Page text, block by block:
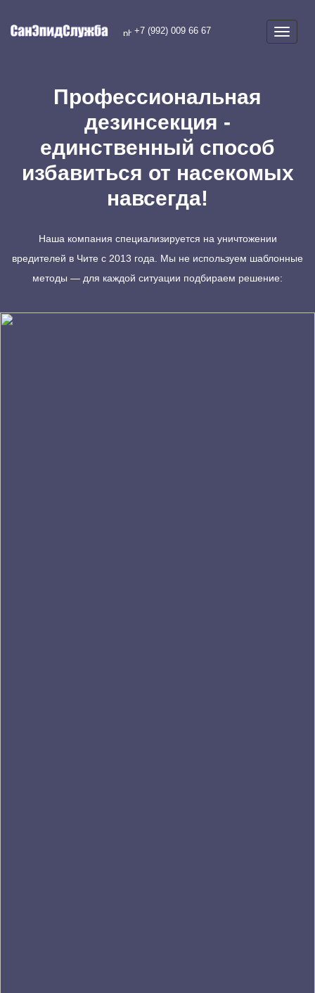
+7 (992) 009 66 67
Профессиональная
дезинсекция -
единственный способ
избавиться от насекомых
навсегда!
Наша компания специализируется на уничтожении
вредителей в Чите с 2013 года. Мы не используем шаблонные
методы — для каждой ситуации подбираем решение: